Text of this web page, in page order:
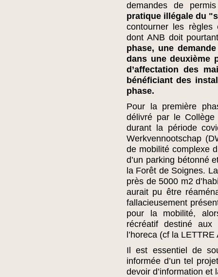
demandes de
pratique illégale du
contourner les règles
dont ANB doit
phase, une
dans une deuxième
d’affectation des
bénéficiant des
phase.
Pour la première
délivré par le
durant la période
Werkvennootschap
de mobilité complexe
d’un parking bétonné
la Forêt de Soignes.
près de 5000 m2
aurait pu être
fallacieusement
pour la mobilité,
récréatif destiné
l’horeca (cf la
Il est essentiel de
informée d’un tel
devoir d’information